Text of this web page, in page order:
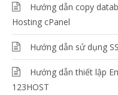
Hướng dẫn copy
Hosting cPanel
Hướng dẫn sử dụng
Hướng dẫn thiết lập
123HOST